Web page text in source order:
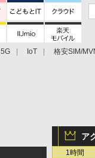
5G IoT
格安SIM/
ア
1時間